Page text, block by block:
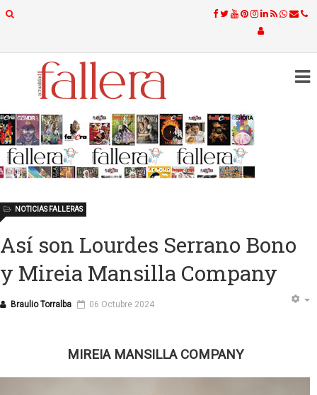
Así son Lourdes Serrano Bono
y Mireia Mansilla Company
Braulio Torralba
NOTICIAS FALLERAS
06 Octubre 2024
MIREIA MANSILLA COMPANY